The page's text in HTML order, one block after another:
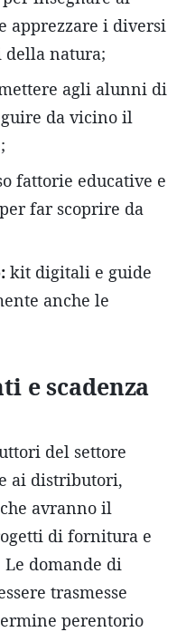
apprezzare i diversi
della natura;
agli alunni di
da vicino il
fattorie educative e
far scoprire da
kit digitali e guide
anche le
e scadenza
del settore
ai distributori,
avranno il
di fornitura e
domande di
trasmesse
perentorio